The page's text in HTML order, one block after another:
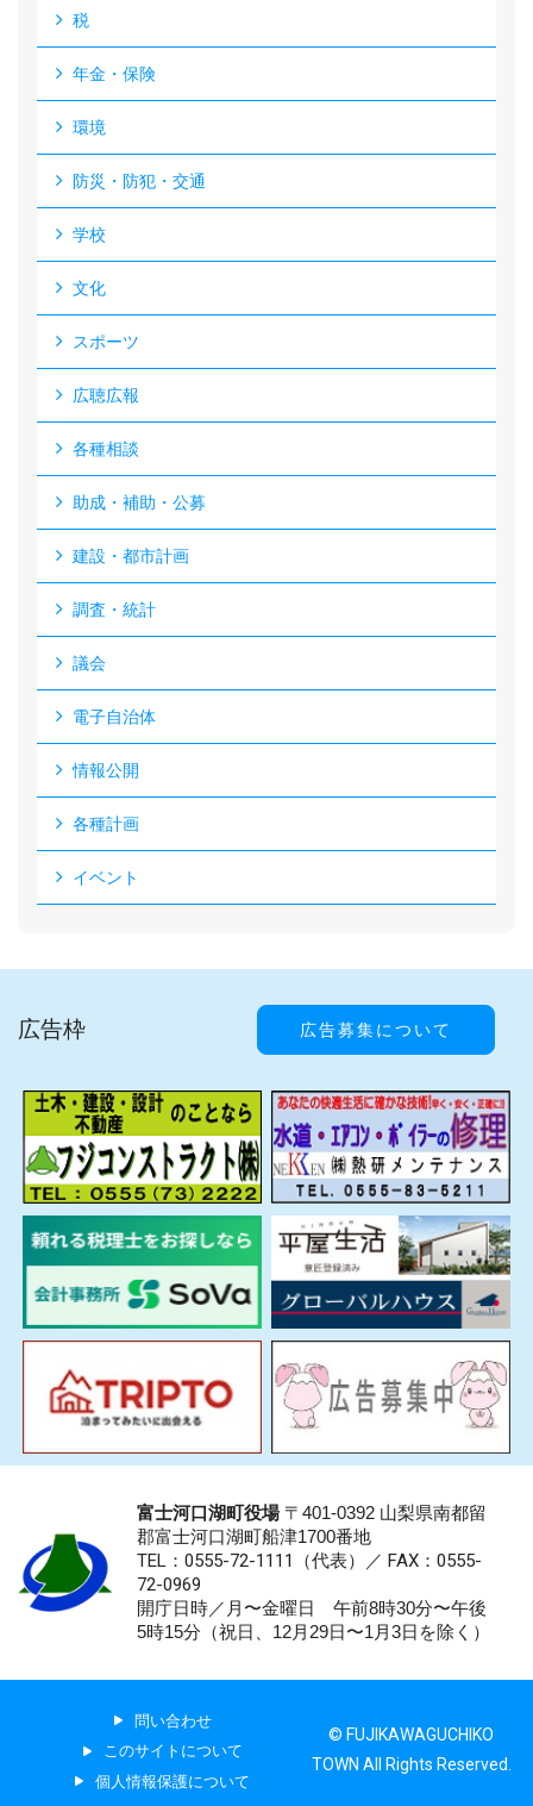
税
年金・保険
環境
防災・防犯・交通
学校
文化
スポーツ
広聴広報
各種相談
助成・補助・公募
建設・都市計画
調査・統計
議会
電子自治体
情報公開
各種計画
イベント
広告枠 広告募集について
富士河口湖町役場〒401-0392 山梨県南都留
郡富士河口湖町船津1700番地
TEL：0555-72-1111 （代表）／ FAX：0555-
72-0969
開庁日時／月〜金曜日 午前8時30分〜午後
5時15分（祝日、12月29日〜1月3日を除く）
問い合わせ
このサイトについて
個人情報保護について
© FUJIKAWAGUCHIKO
TOWN All Rights Reserved.